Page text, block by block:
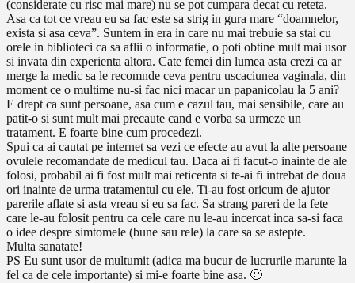
(considerate cu risc mai mare) nu se pot cumpara decat cu reteta.
Asa ca tot ce vreau eu sa fac este sa strig in gura mare “doamnelor,
exista si asa ceva”. Suntem in era in care nu mai trebuie sa stai cu
orele in biblioteci ca sa aflii o informatie, o poti obtine mult mai usor
si invata din experienta altora. Cate femei din lumea asta crezi ca ar
merge la medic sa le recomnde ceva pentru uscaciunea vaginala, din
moment ce o multime nu-si fac nici macar un papanicolau la 5 ani?
E drept ca sunt persoane, asa cum e cazul tau, mai sensibile, care au
patit-o si sunt mult mai precaute cand e vorba sa urmeze un
tratament. E foarte bine cum procedezi.
Spui ca ai cautat pe internet sa vezi ce efecte au avut la alte persoane
ovulele recomandate de medicul tau. Daca ai fi facut-o inainte de ale
folosi, probabil ai fi fost mult mai reticenta si te-ai fi intrebat de doua
ori inainte de urma tratamentul cu ele. Ti-au fost oricum de ajutor
parerile aflate si asta vreau si eu sa fac. Sa strang pareri de la fete
care le-au folosit pentru ca cele care nu le-au incercat inca sa-si faca
o idee despre simtomele (bune sau rele) la care sa se astepte.
Multa sanatate!
PS Eu sunt usor de multumit (adica ma bucur de lucrurile marunte la
fel ca de cele importante) si mi-e foarte bine asa. 🙂